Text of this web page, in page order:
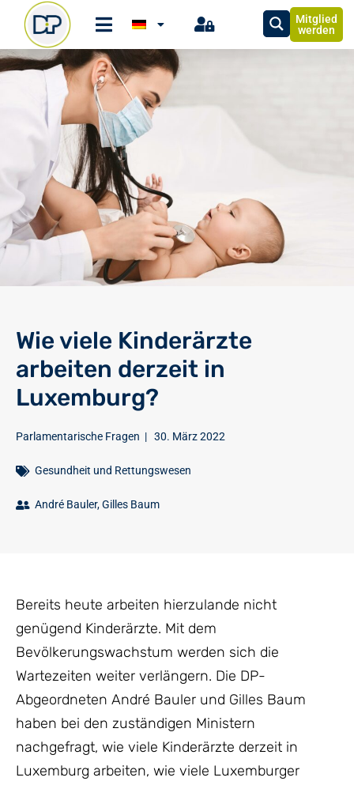
Mitglied
werden
Wie viele Kinderärzte
arbeiten derzeit in
Luxemburg?
Parlamentarische Fragen | 30. März 2022
Gesundheit und Rettungswesen
André Bauler,Gilles Baum
Bereits heute arbeiten hierzulande nicht
genügend Kinderärzte. Mit dem
Bevölkerungswachstum werden sich die
Wartezeiten weiter verlängern. Die DP-
Abgeordneten André Bauler und Gilles Baum
haben bei den zuständigen Ministern
nachgefragt, wie viele Kinderärzte derzeit in
Luxemburg arbeiten, wie viele Luxemburger